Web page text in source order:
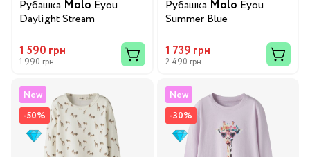
Рубашка Molo Eyou
Daylight Stream
1 590 грн
1 990 грн
Рубашка Molo Eyou
Summer Blue
1 739 грн
2 490 грн
New
-50%
New
-30%